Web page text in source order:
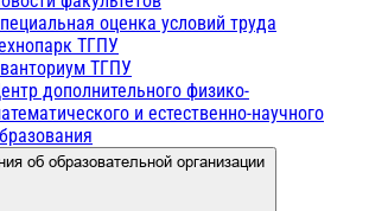
оценка условий труда
ТГПУ
ТГПУ
дополнительного физико-
и естественно-научного
об образовательной организации